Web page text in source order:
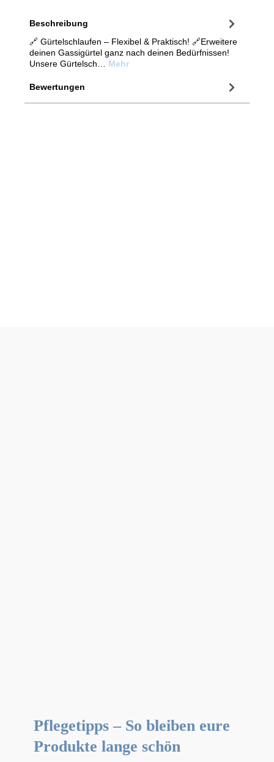
Beschreibung
🔗 Gürtelschlaufen – Flexibel & Praktisch! 🔗Erweitere
deinen Gassigürtel ganz nach deinen Bedürfnissen!
Unsere Gürtelsch… Mehr
Bewertungen
Pflegetipps – So bleiben eure
Produkte lange schön